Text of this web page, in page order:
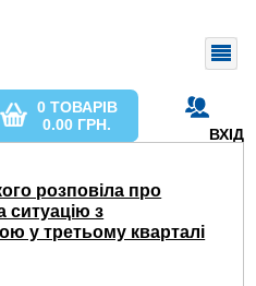
ВХІД
0 ТОВАРІВ
0.00 ГРН.
розповіла про
ситуацію з
у третьому кварталі